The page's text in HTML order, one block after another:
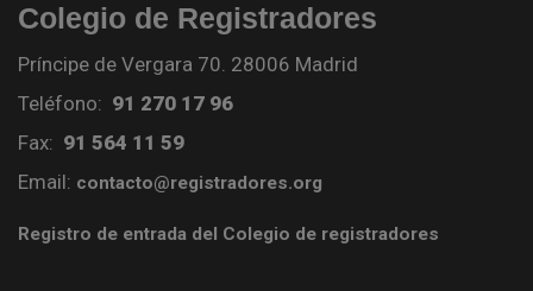
Colegio de Registradores
Príncipe de Vergara 70. 28006 Madrid
Teléfono: 91 270 17 96
Fax: 91 564 11 59
Email: contacto@registradores.org
Registro de entrada del Colegio de registradores